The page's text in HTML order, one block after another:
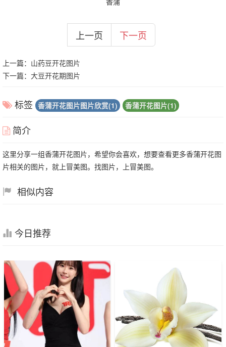
上一页 下一页
上一篇： 山药豆开花图片
下一篇： 大豆开花期图片
标签 香蒲开花图片图片欣赏(1) 香蒲开花图片(1)
简介
这里分享一组香蒲开花图片，希望你会喜欢，想要查看更多香蒲开花图
片相关的图片，就上冒美图。找图片，上冒美图。
相似内容
今日推荐